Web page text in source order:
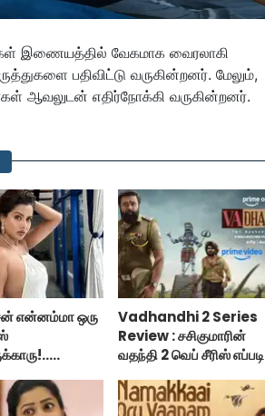
இணையத்தில் வேகமாக வைரலாகி
பதிவிட்டு வருகின்றனர்.
ஆவலுடன் எதிர்நோக்கி வருகின்றனர்.
என்னம்மா ஒரு
Vadhandhi 2 Series
Review : சசிகுமாரின்
வதந்தி 2 வெப் சீரிஸ் எப்படி
விமர்சனம்!